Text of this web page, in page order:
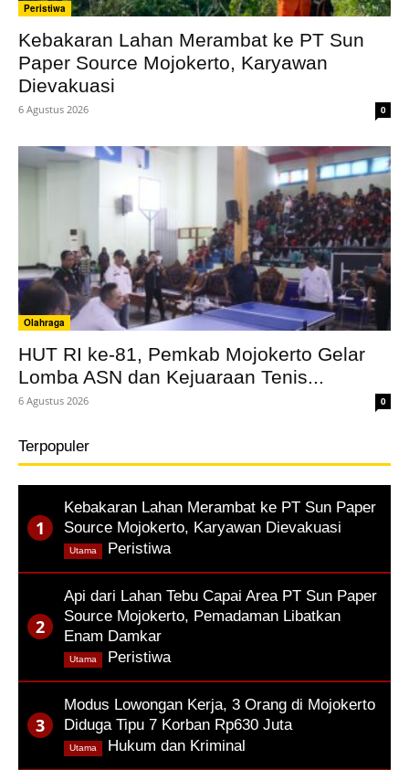
Peristiwa
Kebakaran Lahan Merambat ke PT Sun
Paper Source Mojokerto, Karyawan
Dievakuasi
6 Agustus 2026 0
Olahraga
HUT RI ke-81, Pemkab Mojokerto Gelar
Lomba ASN dan Kejuaraan Tenis...
6 Agustus 2026 0
Terpopuler
Kebakaran Lahan Merambat ke PT Sun Paper
Source Mojokerto, Karyawan Dievakuasi
Peristiwa
Utama
Api dari Lahan Tebu Capai Area PT Sun Paper
Source Mojokerto, Pemadaman Libatkan
Enam Damkar
Peristiwa
Utama
Modus Lowongan Kerja, 3 Orang di Mojokerto
Diduga Tipu 7 Korban Rp630 Juta
Hukum dan Kriminal
Utama